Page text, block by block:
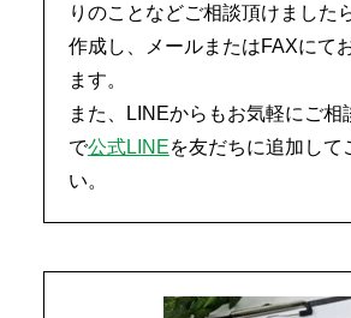
りのことなどご相談頂けました
作成し、メールまたはFAXにて
ます。
また、LINEからもお気軽にご相
で公式LINEを友だちに追加して
い。